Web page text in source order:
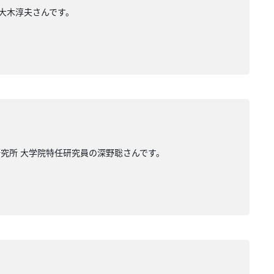
淳夫さんです。
大学院特任研究員の深野聡さんです。